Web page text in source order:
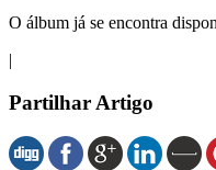
O álbum já se encontra
|
Partilhar Artigo